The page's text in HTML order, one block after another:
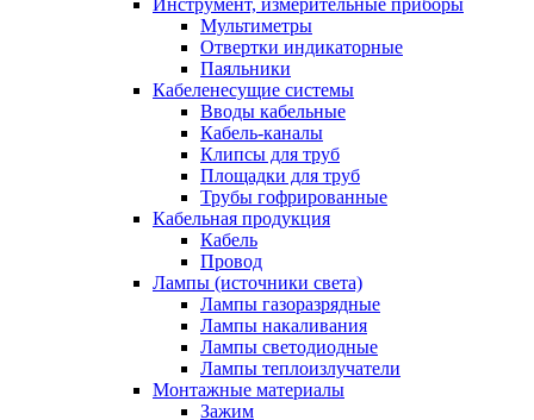
Инструмент, измерительные приборы
Мультиметры
Отвертки индикаторные
Паяльники
Кабеленесущие системы
Вводы кабельные
Кабель-каналы
Клипсы для труб
Площадки для труб
Трубы гофрированные
Кабельная продукция
Кабель
Провод
Лампы (источники света)
Лампы газоразрядные
Лампы накаливания
Лампы светодиодные
Лампы теплоизлучатели
Монтажные материалы
Зажим